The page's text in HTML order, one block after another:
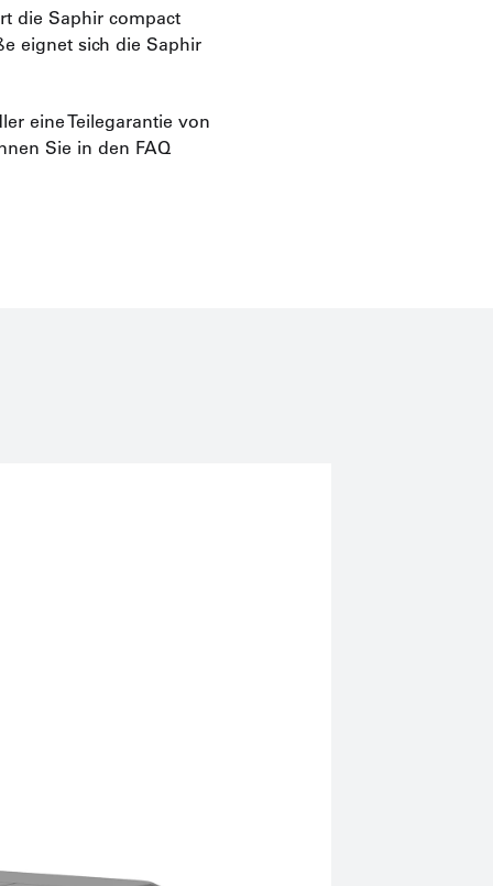
die Saphir compact
eignet sich die Saphir
eine Teilegarantie von
Sie in den FAQ